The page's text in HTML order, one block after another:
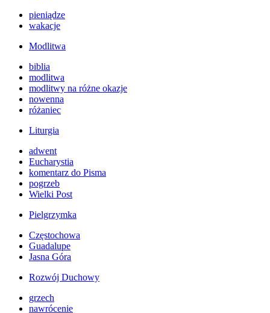
pieniądze
wakacje
Modlitwa
biblia
modlitwa
modlitwy na różne okazje
nowenna
różaniec
Liturgia
adwent
Eucharystia
komentarz do Pisma
pogrzeb
Wielki Post
Pielgrzymka
Częstochowa
Guadalupe
Jasna Góra
Rozwój Duchowy
grzech
nawrócenie